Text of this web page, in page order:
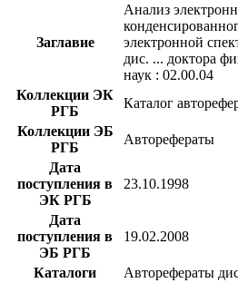
Заглавие
Анализ
электронной
дис. ... доктора
наук : 02.00.04
Коллекции ЭК
РГБ
Каталог
Коллекции ЭБ
РГБ
Авторефераты
Дата
поступления в
ЭК РГБ
23.10.1998
Дата
поступления в
ЭБ РГБ
19.02.2008
Каталоги
Авторефераты